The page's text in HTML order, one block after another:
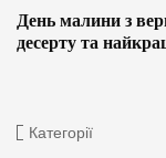
День малини з
десерту та
Категорії